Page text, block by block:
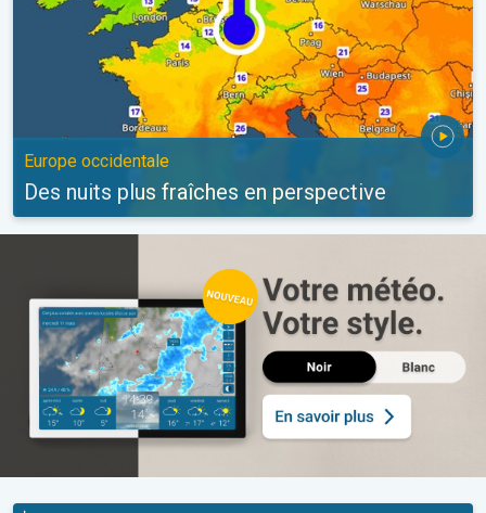
Europe occidentale
Des nuits plus fraîches en perspective